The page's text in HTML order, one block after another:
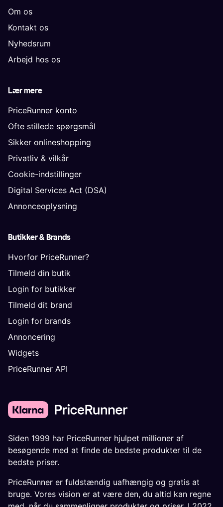
Om os
Kontakt os
Nyhedsrum
Arbejd hos os
Lær mere
PriceRunner konto
Ofte stillede spørgsmål
Sikker onlineshopping
Privatliv & vilkår
Cookie-indstillinger
Digital Services Act (DSA)
Annonceoplysning
Butikker & Brands
Hvorfor PriceRunner?
Tilmeld din butik
Login for butikker
Tilmeld dit brand
Login for brands
Annoncering
Widgets
PriceRunner API
Siden 1999 har PriceRunner hjulpet millioner af
besøgende med at finde de bedste produkter til de
bedste priser.
PriceRunner er fuldstændig uafhængig og gratis at
bruge. Vores vision er at være den, du altid kan regne